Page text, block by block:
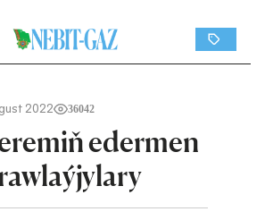
2022 36042
edermen